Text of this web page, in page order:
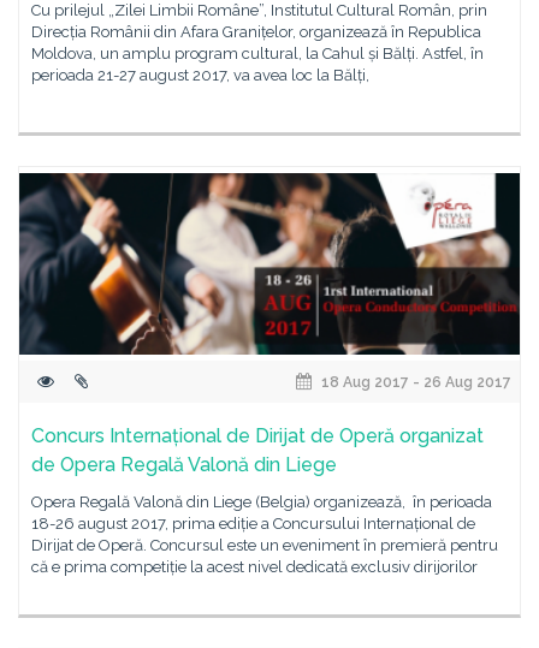
Cu prilejul „Zilei Limbii Române”, Institutul Cultural Român, prin
Direcția Românii din Afara Granițelor, organizează în Republica
Moldova, un amplu program cultural, la Cahul și Bălți. Astfel, în
perioada 21-27 august 2017, va avea loc la Bălți,
18 Aug 2017 - 26 Aug 2017
Concurs Internațional de Dirijat de Operă organizat
de Opera Regală Valonă din Liege
Opera Regală Valonă din Liege (Belgia) organizează, în perioada
18-26 august 2017, prima ediție a Concursului Internațional de
Dirijat de Operă. Concursul este un eveniment în premieră pentru
că e prima competiție la acest nivel dedicată exclusiv dirijorilor